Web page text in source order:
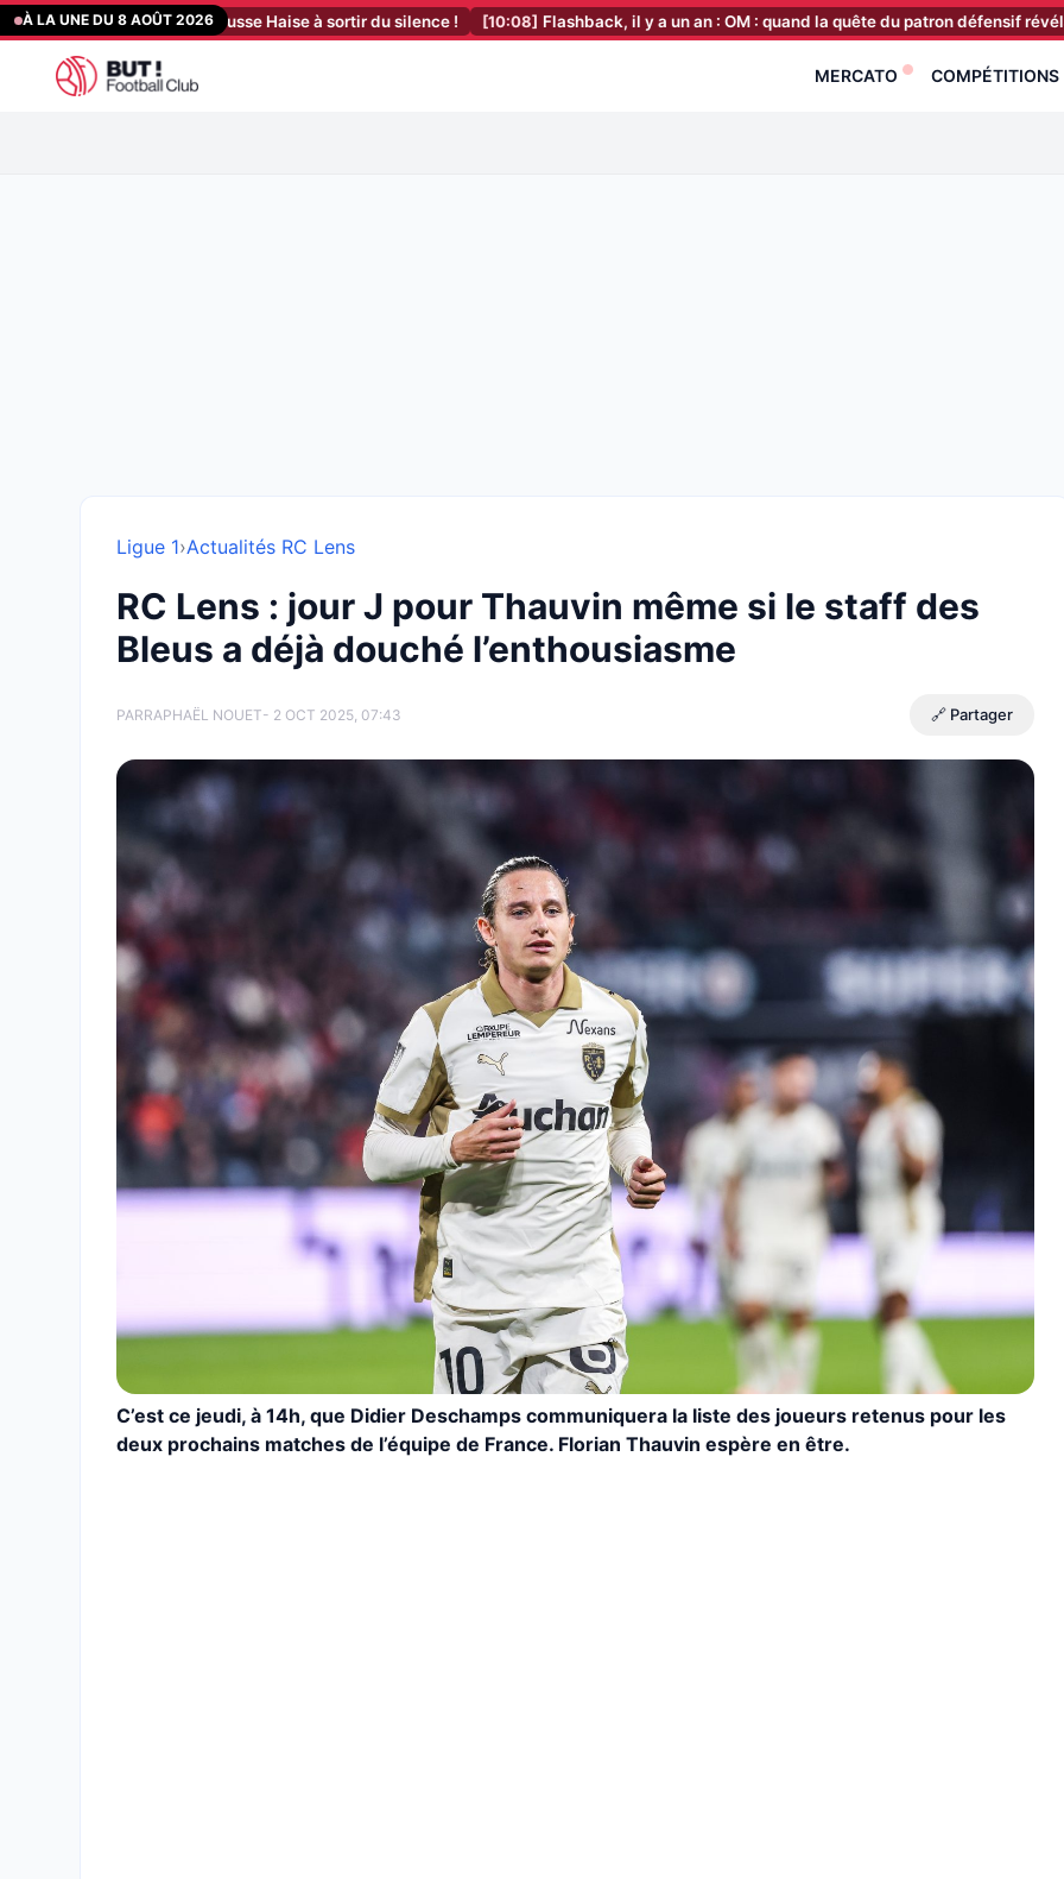
Aller
au
contenu
À LA UNE DU 8 AOÛT 2026
à 23 M€ pousse Haise à sortir du silence ! [10:08] Flashback, il y a un an : OM : quand la quête du patron défensif révélait une
MERCATO COMPÉTITIONS
Ligue 1›Actualités RC Lens
RC Lens : jour J pour Thauvin même si le staff des
Bleus a déjà douché l’enthousiasme
PARRAPHAËL NOUET- 2 OCT 2025, 07:43 🔗 Partager
C’est ce jeudi, à 14h, que Didier Deschamps communiquera la liste des joueurs retenus pour les
deux prochains matches de l’équipe de France. Florian Thauvin espère en être.